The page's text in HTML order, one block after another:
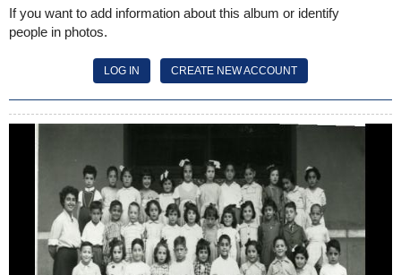
If you want to add information about this album or identify
people in photos.
LOG IN CREATE NEW ACCOUNT